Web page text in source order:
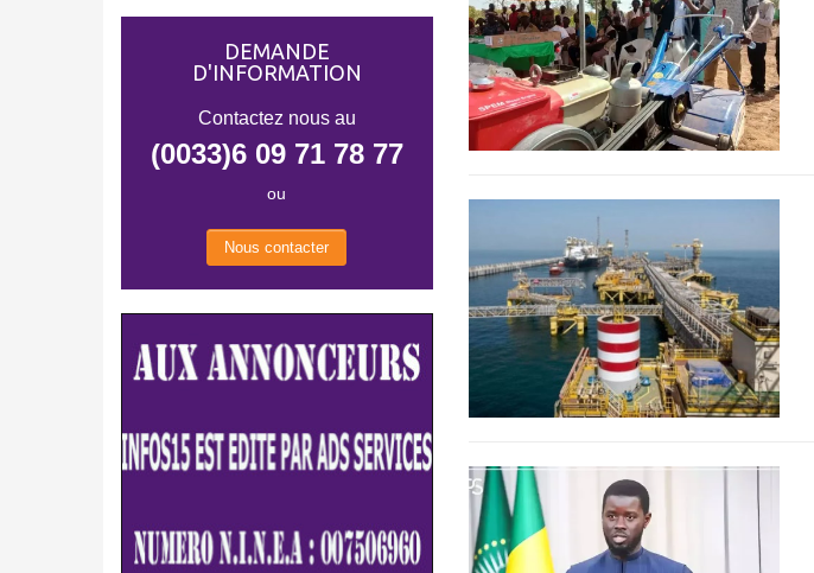
DEMANDE
D'INFORMATION
Contactez nous au
(0033)6 09 71 78 77
ou
Nous contacter